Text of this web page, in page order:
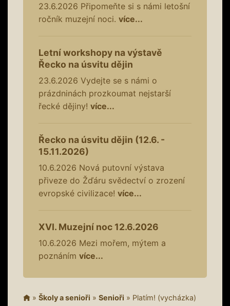
23.6.2026 Připomeňte si s námi letošní
ročník muzejní noci. více...
Letní workshopy na výstavě
Řecko na úsvitu dějin
23.6.2026 Vydejte se s námi o
prázdninách prozkoumat nejstarší
řecké dějiny! více...
Řecko na úsvitu dějin (12.6. -
15.11.2026)
10.6.2026 Nová putovní výstava
přiveze do Žďáru svědectví o zrození
evropské civilizace! více...
XVI. Muzejní noc 12.6.2026
10.6.2026 Mezi mořem, mýtem a
poznáním více...
» Školy a senioři » Senioři » Platím! (vycházka)